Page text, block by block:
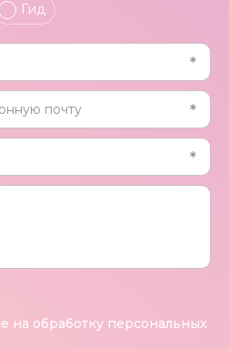
Гид
на обработку персональных